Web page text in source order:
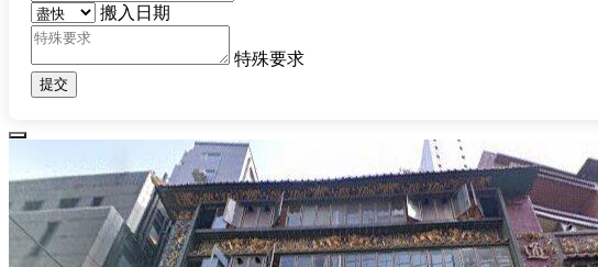
搬入日期
特殊要求
提交